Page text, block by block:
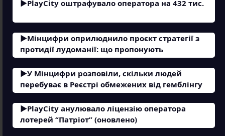
PlayCity оштрафувало оператора на 432 тис.
Мінцифри оприлюднило проєкт стратегії з
протидії лудоманії: що пропонують
У Мінцифри розповіли, скільки людей
перебуває в Реєстрі обмежених від гемблінгу
PlayCity анулювало ліцензію оператора
лотерей “Патріот” (оновлено)